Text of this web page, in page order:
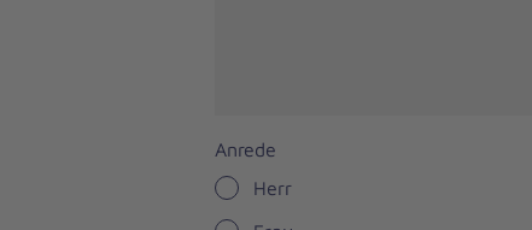
Anrede
Herr